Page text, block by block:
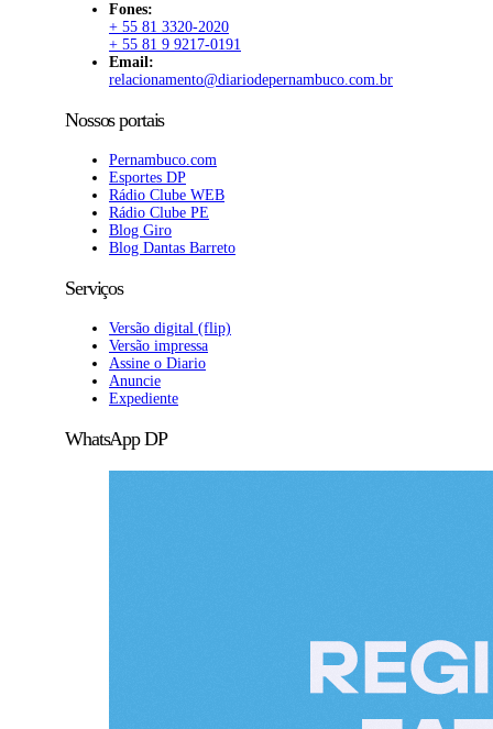
Fones:
+ 55 81 3320-2020
+ 55 81 9 9217-0191
Email:
relacionamento@diariodepernambuco.com.br
Nossos portais
Pernambuco.com
Esportes DP
Rádio Clube WEB
Rádio Clube PE
Blog Giro
Blog Dantas Barreto
Serviços
Versão digital (flip)
Versão impressa
Assine o Diario
Anuncie
Expediente
WhatsApp DP